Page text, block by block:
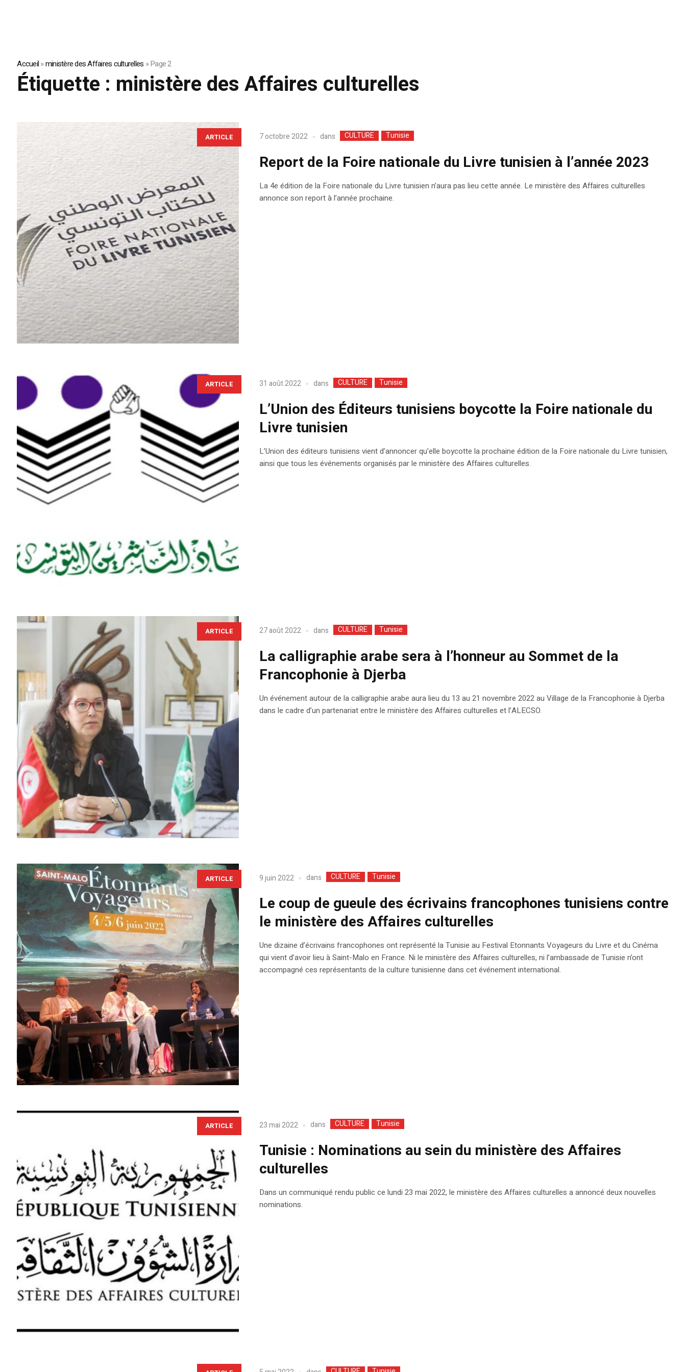
Accueil»ministère des Affaires culturelles »Page 2
Étiquette : ministère des Affaires culturelles
ARTICLE 7 octobre 2022 dans CULTURE Tunisie
Report de la Foire nationale du Livre tunisien à l’année 2023
La 4e édition de la Foire nationale du Livre tunisien n’aura pas lieu cette année. Le ministère des Affaires culturelles
annonce son report à l’année prochaine.
ARTICLE 31 août 2022 dans CULTURE Tunisie
L’Union des Éditeurs tunisiens boycotte la Foire nationale du
Livre tunisien
L’Union des éditeurs tunisiens vient d’annoncer qu’elle boycotte la prochaine édition de la Foire nationale du Livre tunisien,
ainsi que tous les événements organisés par le ministère des Affaires culturelles.
ARTICLE 27 août 2022 dans CULTURE Tunisie
La calligraphie arabe sera à l’honneur au Sommet de la
Francophonie à Djerba
Un événement autour de la calligraphie arabe aura lieu du 13 au 21 novembre 2022 au Village de la Francophonie à Djerba
dans le cadre d’un partenariat entre le ministère des Affaires culturelles et l’ALECSO.
ARTICLE 9 juin 2022 dans CULTURE Tunisie
Le coup de gueule des écrivains francophones tunisiens contre
le ministère des Affaires culturelles
Une dizaine d’écrivains francophones ont représenté la Tunisie au Festival Etonnants Voyageurs du Livre et du Cinéma
qui vient d’avoir lieu à Saint-Malo en France. Ni le ministère des Affaires culturelles, ni l’ambassade de Tunisie n’ont
accompagné ces représentants de la culture tunisienne dans cet événement international.
ARTICLE 23 mai 2022 dans CULTURE Tunisie
Tunisie : Nominations au sein du ministère des Affaires
culturelles
Dans un communiqué rendu public ce lundi 23 mai 2022, le ministère des Affaires culturelles a annoncé deux nouvelles
nominations.